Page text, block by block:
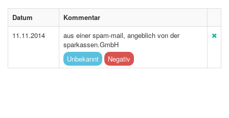
Datum
Kommentar
11.11.2014
aus einer spam-mail, angeblich von der
sparkassen.GmbH
Unbekannt
Negativ